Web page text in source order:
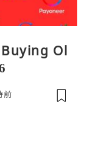
Ol
前